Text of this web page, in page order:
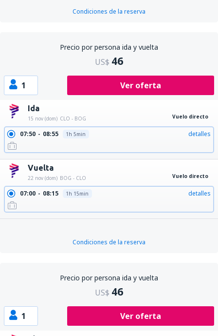
Condiciones de la reserva
Precio por persona ida y vuelta
US$ 46
1 Ver oferta
Ida
15 nov (dom) CLO - BOG Vuelo directo
07:50 08:55 1h 5min detalles
Vuelta
22 nov (dom) BOG - CLO Vuelo directo
07:00 08:15 1h 15min detalles
Condiciones de la reserva
Precio por persona ida y vuelta
US$ 46
1 Ver oferta